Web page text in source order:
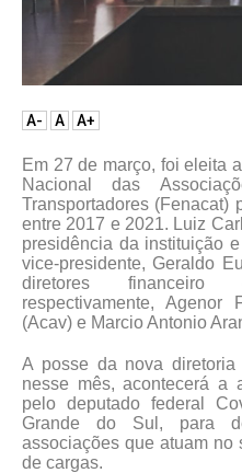
A- A A+
Em 27 de março, foi eleita
Nacional das
Transportadores (Fenacat)
entre 2017 e 2021. Luiz
presidência da instituição
vice-presidente, Geraldo
diretores financeiro
respectivamente,
(Acav) e Marcio Antonio
A posse da nova
nesse mês, acontecerá a
pelo deputado federal
Grande do Sul, para
associações que atuam no
de cargas.